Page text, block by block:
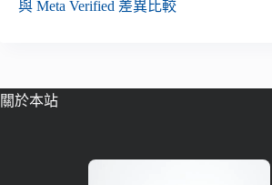
與 Meta Verified 差異比較
關於本站